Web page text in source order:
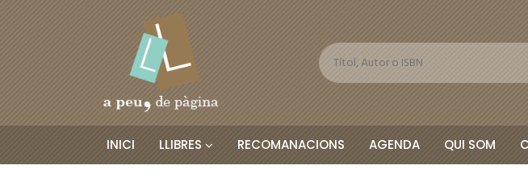
INICI LLIBRES RECOMANACIONS AGENDA QUI SOM